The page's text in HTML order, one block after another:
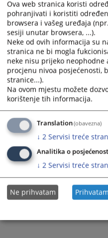
the
calendar
and
select
a
date.
Press
the
question
key
to
get
the
keyboard
for
changing
the
and
a
the
to
get
the
for
27.02.2026.
Javni poziv za nabavku
godinu
Ova web stranica koristi
pohranjivati i koristiti
browsera i vašeg uređaja
sesiji unutar browsera, ...).
Neke od ovih informacija su
stranica ne bi mogla
neke nisu prijeko neophodne
procjenu nivoa posjećenosti,
stranice...).
Na ovom mjestu možete
korištenje tih informacija.
Translation(obavezna)
↓ 2 Servisi treće
Analitika o
↓ 2 Servisi treće
Ne prihvatam